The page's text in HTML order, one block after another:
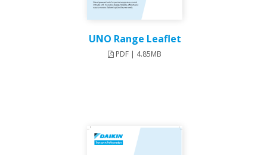
UNO Range Leaflet
PDF | 4.85MB